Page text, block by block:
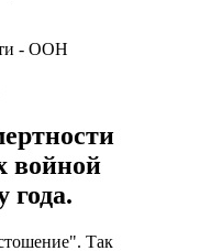
войной
года.
Так